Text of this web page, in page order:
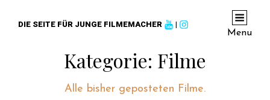
DIE SEITE FÜR JUNGE FILMEMACHER |
Menu
Kategorie: Filme
Alle bisher geposteten Filme.